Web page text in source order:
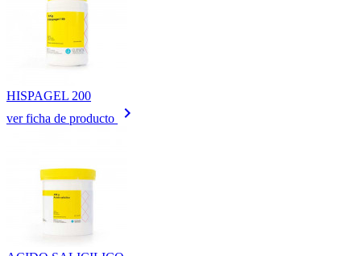
HISPAGEL 200
ver ficha de producto
keyboard_arrow_right